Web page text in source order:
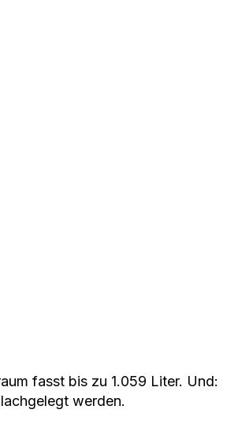
fasst bis zu 1.059 Liter. Und:
werden.